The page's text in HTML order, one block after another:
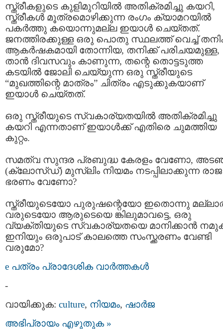
സ്ത്രീകളുടെ കുളിമുറിയില്‍ അതിക്രമിച്ചു കയറി,
സ്ത്രീകള്‍ മൂത്രമൊഴിക്കുന്ന രംഗം ക്യാമറയില്‍
പകര്‍ത്തു കയൊന്നുമല്ല ഇയാള്‍ ചെയ്തത്.
ജനത്തിരക്കുള്ള ഒരു പൊതു സ്ഥലത്ത് വെച്ച്
ആകര്‍ഷകമായി തോന്നിയ, തനിക്ക് പരിചയമുള്ള,
താന്‍ ദിവസവും കാണുന്ന, തന്റെ തൊട്ടടുത്ത
കടയില്‍ ജോലി ചെയ്യുന്ന ഒരു സ്ത്രീയുടെ
“മുഖത്തിന്റെ മാത്രം” ചിത്രം എടുക്കുകയാണ്
ഇയാള്‍ ചെയ്തത്.
ഒരു സ്ത്രീയുടെ സ്വകാര്യതയില്‍ അതിക്രമിച്ചു
കയറി എന്നതാണ് ഇയാള്‍ക്ക് എതിരെ ചുമത്തിയ
കുറ്റം.
സമത്വ സുന്ദര പ്രബുദ്ധ കേരളം വേണോ,
(ക്ലോസ്ഡ്) മുസ്ലിം നിയമം നടപ്പിലാക്കുന്ന രാജ
ഭരണം വേണോ?
സ്ത്രീയുടെയോ പുരുഷന്റെയോ ഇതൊന്നു
വരുടെയോ ആരുടെയെ ങ്കിലുമാവട്ടെ, ഒരു
വ്യക്തിയുടെ സ്വകാര്യതയെ മാനിക്കാന്‍
ഇനിയും ഒരുപാട് കാലത്തെ സംസ്ക്കരണം വേണ്ടി
വരുമോ?
e പത്രം പ്രാദേശിക വാര്‍ത്തകള്‍
-
വായിക്കുക: culture, നിയമം, ഷാര്‍ജ
അഭിപ്രായം എഴുതുക »